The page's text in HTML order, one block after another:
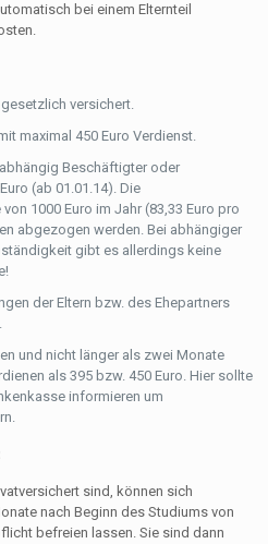
bei einem Elternteil
versichert.
maximal 450 Euro Verdienst.
Beschäftigter oder
(ab 01.01.14). Die
1000 Euro im Jahr (83,33 Euro pro
abgezogen werden. Bei abhängiger
gibt es allerdings keine
der Eltern bzw. des Ehepartners
und nicht länger als zwei Monate
als 395 bzw. 450 Euro. Hier sollte
informieren um
sind, können sich
nach Beginn des Studiums von
befreien lassen. Sie sind dann